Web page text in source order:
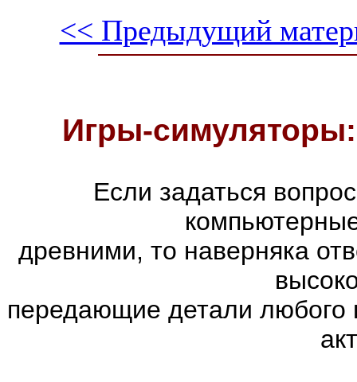
<< Предыдущий
Игры-
Если задаться
древними, то наверняка
передающие детали любого